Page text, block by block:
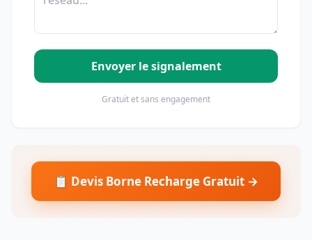
Envoyer le signalement
Gratuit et sans engagement
📋 Devis Borne Recharge Gratuit →